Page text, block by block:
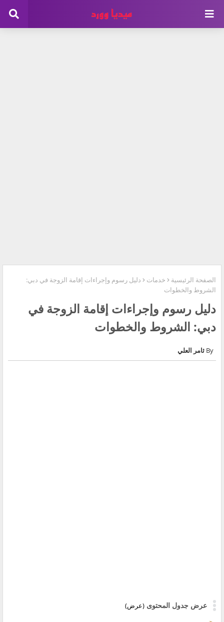
الصفحة الرئيسية خدمات
دليل رسوم وإجراءات إقامة الزوجة في دبي:
الشروط والخطوات
دليل رسوم وإجراءات إقامة الزوجة في
دبي: الشروط والخطوات
ثامر العلي
عرض جدول المحتوى (عرض)